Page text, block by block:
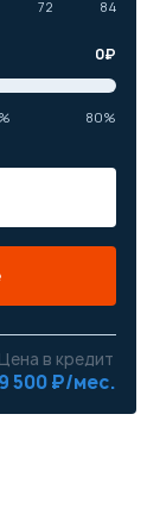
72 84
0₽
80%
Цена в кредит
9 500 ₽/мес.